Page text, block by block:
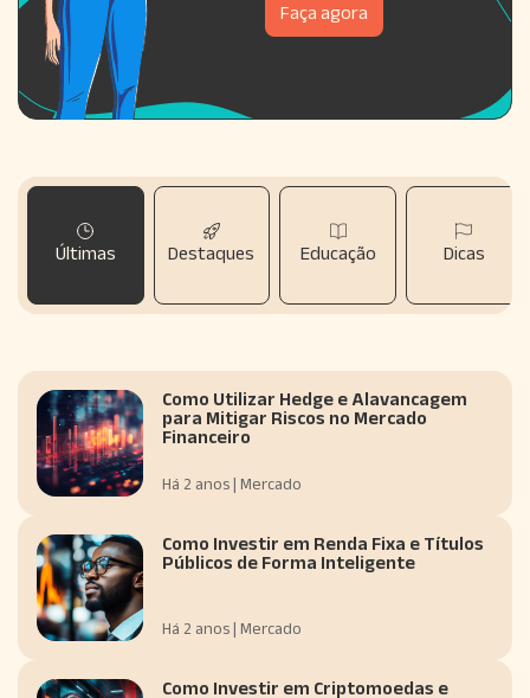
Faça agora
Últimas Destaques Educação Dicas
Como Utilizar Hedge e Alavancagem
para Mitigar Riscos no Mercado
Financeiro
Há 2 anos | Mercado
Como Investir em Renda Fixa e Títulos
Públicos de Forma Inteligente
Há 2 anos | Mercado
Como Investir em Criptomoedas e